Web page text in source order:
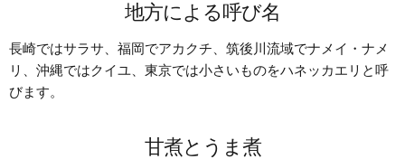
地方による呼び名
長崎ではサラサ、福岡でアカクチ、筑後川流域でナメイ・ナメ
リ、沖縄ではクイユ、東京では小さいものをハネッカエリと呼
びます。
甘煮とうま煮